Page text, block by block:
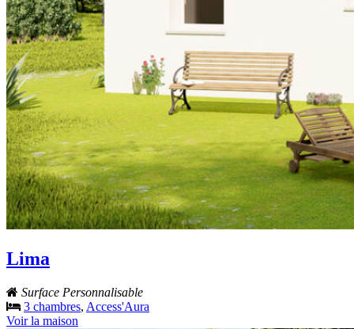
Lima
Surface Personnalisable
3 chambres, Access'Aura
Voir la maison